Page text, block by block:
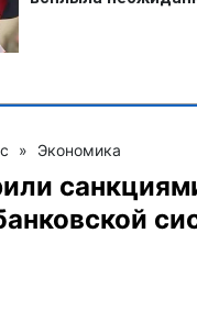
» Экономика